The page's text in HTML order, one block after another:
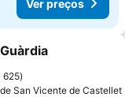
Ver preços
favoritos
625
San Vicente de Castellet